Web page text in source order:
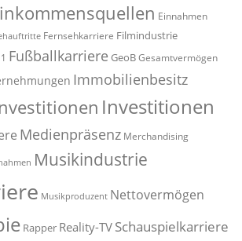
Einnahmen
Fernsehkarriere Filmindustrie
Fußballkarriere GeoBGesamtvermögen
Immobilienbesitz
Investitionen
Medienpräsenz Merchandising
Musikindustrie
Musikproduzent Nettovermögen
Rapper Reality-TV Schauspielkarriere